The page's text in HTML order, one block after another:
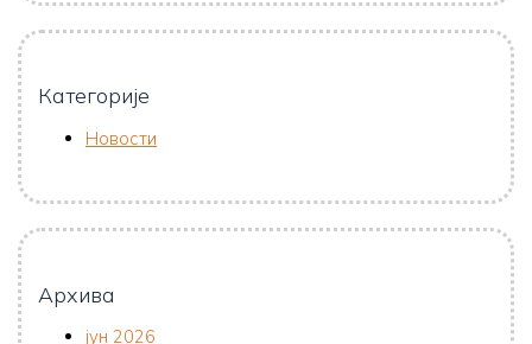
Категорије
Новости
Архива
јун 2026